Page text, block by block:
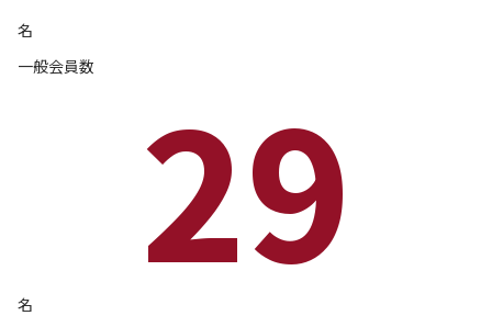
名
一般会員数
29
名